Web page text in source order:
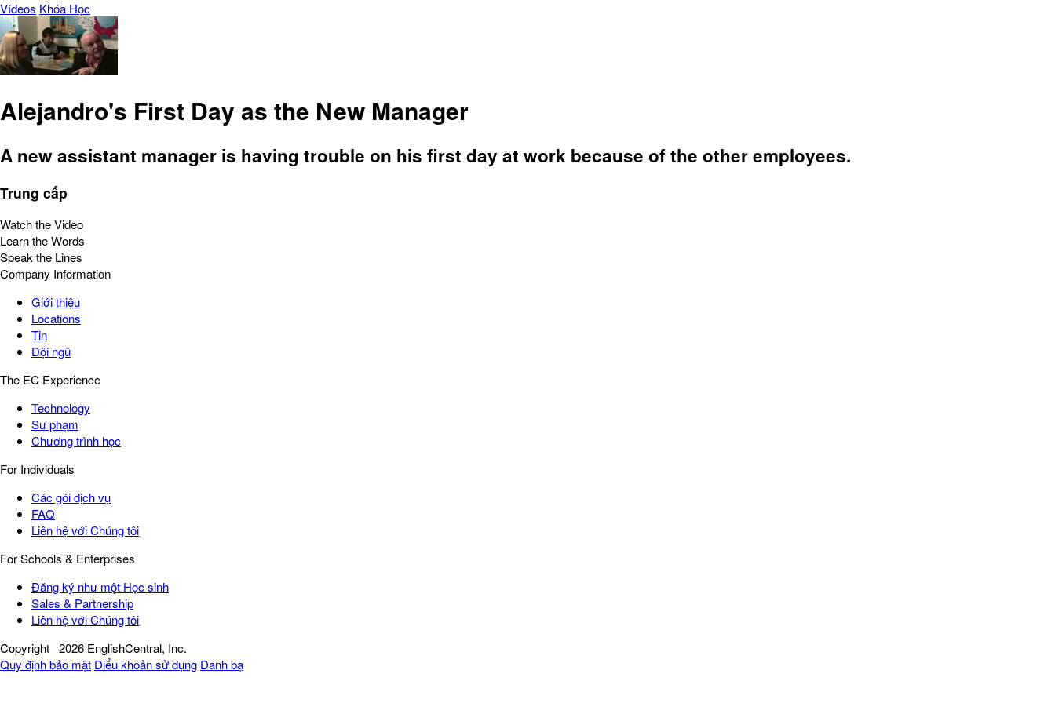
Vídeos Khóa Học
Alejandro's First Day as the New Manager
A new assistant manager is having trouble on his first day at work because of the other employees.
Trung cấp
Watch the Video
Learn the Words
Speak the Lines
Company Information
Giới thiệu
Locations
Tin
Đội ngũ
The EC Experience
Technology
Sư phạm
Chương trình học
For Individuals
Các gói dịch vụ
FAQ
Liên hệ với Chúng tôi
For Schools & Enterprises
Đăng ký như một Học sinh
Sales & Partnership
Liên hệ với Chúng tôi
Copyright 2026 EnglishCentral, Inc.
Quy định bảo mậtĐiểu khoản sử dụng Danh bạ